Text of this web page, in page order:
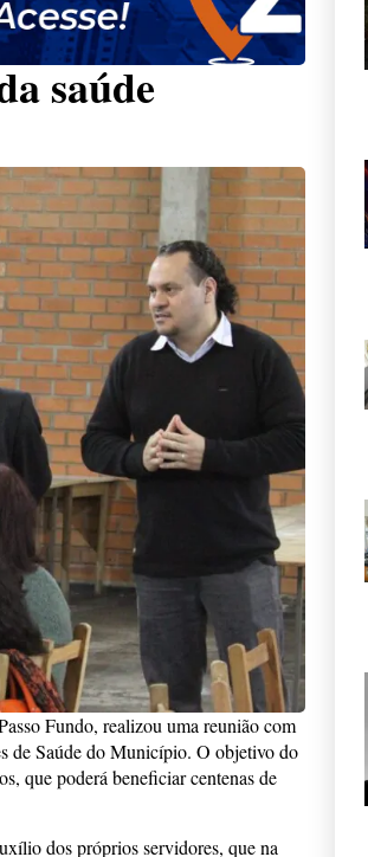
saúde
Fundo, realizou uma reunião com
de Saúde do Município. O objetivo do
que poderá beneficiar centenas de
dos próprios servidores, que na